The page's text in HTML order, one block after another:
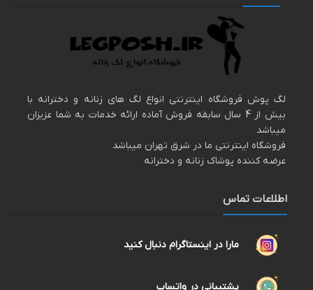
لگ پوش فروشگاه اینترنتی انواع لگ های زنانه و دخترانه با
بیش از 4 سال سابقه فروش آماده ارائه خدمات به شما عزیزان
میباشد
فروشگاه اینترنتی ما در شرق تهران میباشد
عرضه کننده پوشاک زنانه و دخترانه
اطلاعات تماس
مارا در اینستاگرام دنبال کنید
پشتیبانی در واتساپ